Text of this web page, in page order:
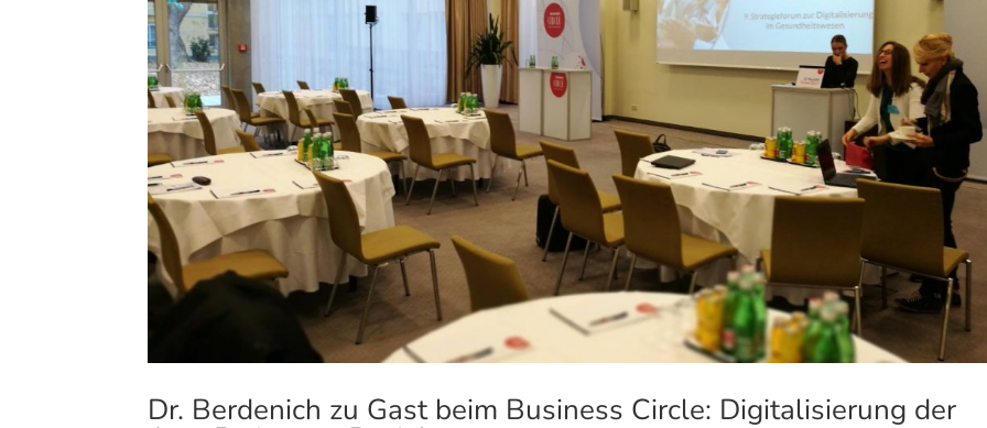
Dr. Berdenich zu Gast beim Business Circle: Digitalisierung der